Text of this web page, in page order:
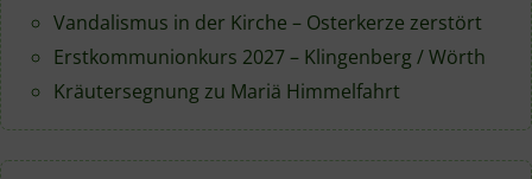
Vandalismus in der Kirche – Osterkerze zerstört
Erstkommunionkurs 2027 – Klingenberg / Wörth
Kräutersegnung zu Mariä Himmelfahrt